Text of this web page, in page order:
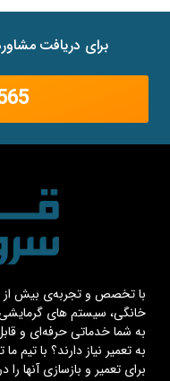
برای دریافت
خانگی، سیستم های گرمایشی
به شما خدماتی حرفه‌ای و قابل
به تعمیر نیاز دارند؟ با تیم
برای تعمیر و بازسازی آنها را